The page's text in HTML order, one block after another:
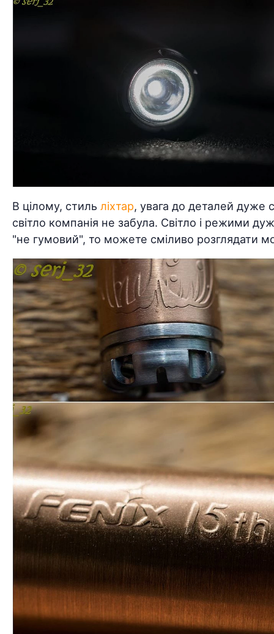
В цілому, стиль ліхтар, увага до деталей дуже
світло компанія не забула. Світло і режими
"не гумовий", то можете сміливо розглядати